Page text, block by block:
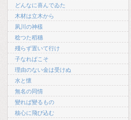
どんなに喜んでゐた
木材は立木から
夙川の神樣
稔つた稻穗
殘らず置いて行け
子なればこそ
理由のない金は受けぬ
水と懷
無名の同情
變れば變るもの
核心に飛び込む